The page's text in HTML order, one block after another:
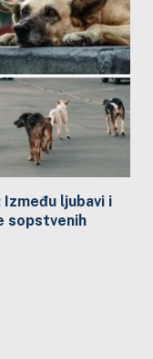
ljubavi i
sopstvenih